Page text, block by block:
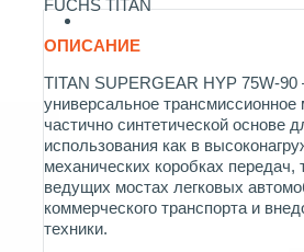
FUCHS TITAN
ОПИСАНИЕ
TITAN SUPERGEAR HYP 75W-
универсальное трансмиссионное
частично синтетической основе
использования как в
механических коробках передач,
ведущих мостах легковых
коммерческого транспорта и
техники.